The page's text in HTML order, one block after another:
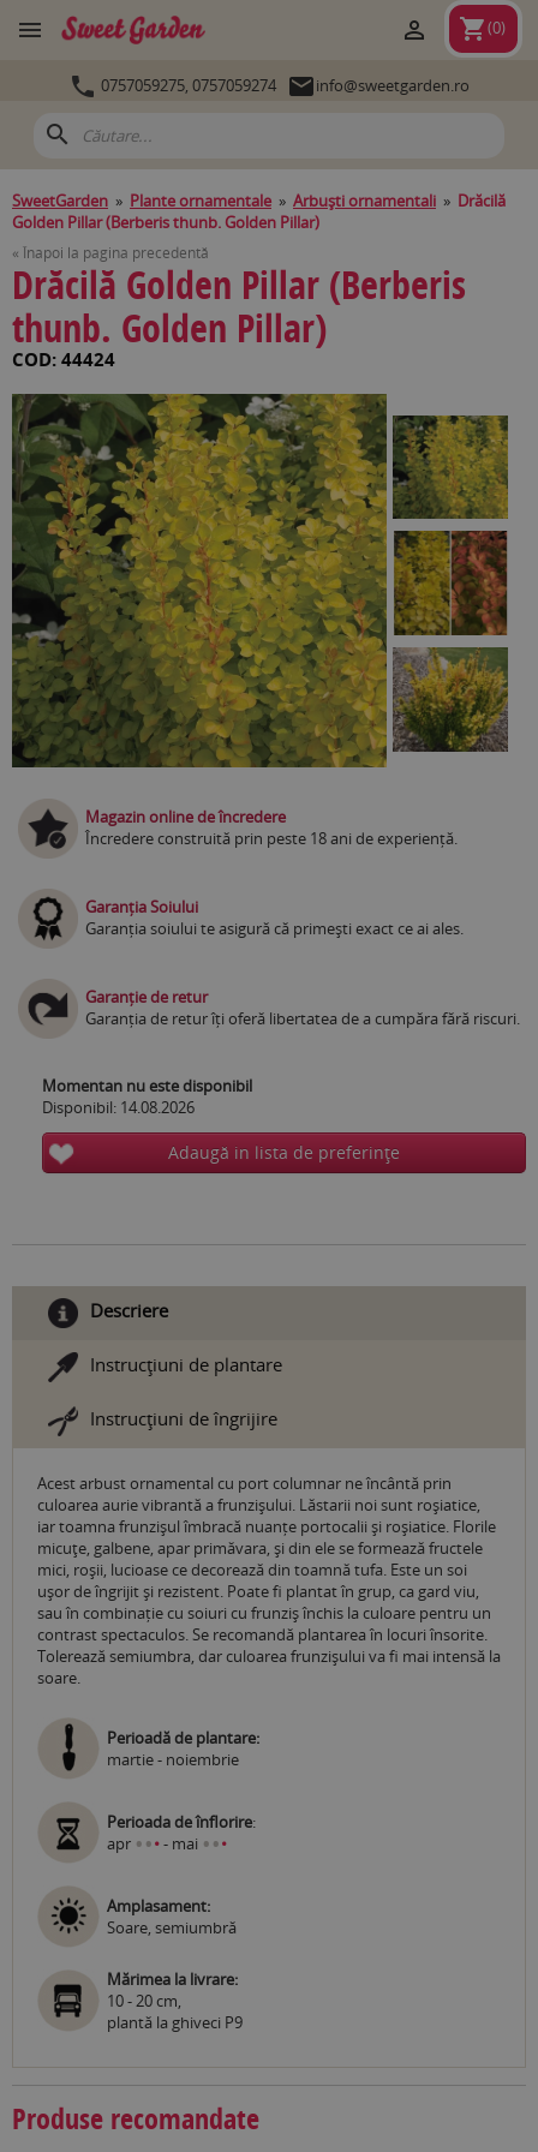
 shopping_cart(0)

 0757059275, 0757059274 info@sweetgarden.ro
search
SweetGarden » Plante ornamentale » Arbuşti ornamentali » Drăcilă
Golden Pillar (Berberis thunb. Golden Pillar)
« Înapoi la pagina precedentă
Drăcilă Golden Pillar (Berberis
thunb. Golden Pillar)
COD: 44424
Magazin online de încredere
Încredere construită prin peste 18 ani de experiență.
Garanția Soiului
Garanția soiului te asigură că primești exact ce ai ales.
Garanție de retur
Garanția de retur îți oferă libertatea de a cumpăra fără riscuri.
Momentan nu este disponibil
Disponibil: 14.08.2026
Adaugă in lista de preferinţe
Descriere
Instrucţiuni de plantare
Instrucţiuni de îngrijire
Acest arbust ornamental cu port columnar ne încântă prin
culoarea aurie vibrantă a frunzișului. Lăstarii noi sunt roșiatice,
iar toamna frunzișul îmbracă nuanțe portocalii și roșiatice. Florile
micuţe, galbene, apar primăvara, și din ele se formează fructele
mici, roşii, lucioase ce decorează din toamnă tufa. Este un soi
ușor de îngrijit și rezistent. Poate fi plantat în grup, ca gard viu,
sau în combinație cu soiuri cu frunziș închis la culoare pentru un
contrast spectaculos. Se recomandă plantarea în locuri însorite.
Tolerează semiumbra, dar culoarea frunzișului va fi mai intensă la
soare.
Perioadă de plantare:
martie - noiembrie
Perioada de înflorire:
apr •••- mai •••
Amplasament:
Soare, semiumbră
Mărimea la livrare:
10 - 20 cm,
plantă la ghiveci P9
Produse recomandate